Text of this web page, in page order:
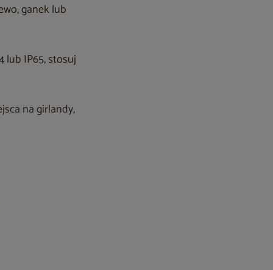
ganek lub
lub IP65, stosuj
na girlandy,